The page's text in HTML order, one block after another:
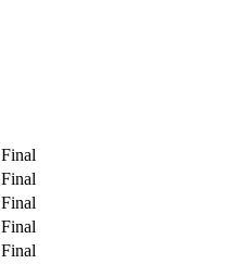
Final
Final
Final
Final
Final